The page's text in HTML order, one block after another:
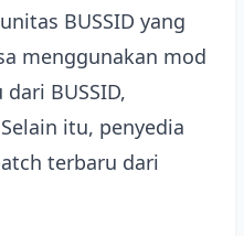
BUSSID yang
menggunakan mod
BUSSID,
itu, penyedia
terbaru dari